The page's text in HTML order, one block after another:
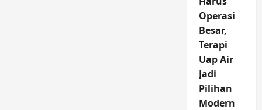
Operasi
Besar,
Terapi
Uap Air
Jadi
Pilihan
Modern